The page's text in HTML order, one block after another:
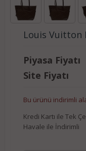
Louis Vuitton
Piyasa Fiyatı
Site Fiyatı
Bu ürünü indirimli
Kredi Kartı ile Tek
Havale ile İndirimli